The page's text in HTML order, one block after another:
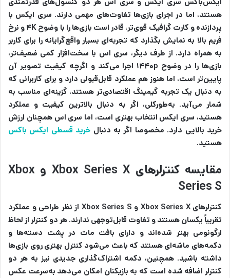
هستند، اما در اجرای بازی‌ها تفاوت‌های مهمی دارند. سری ایکس با
پردازنده و کارت گرافیک قوی‌تر، قادر است بازی‌ها را با وضوح ۴K و نرخ
فریم بالا به نمایش بگذارد که تجربه‌ای بسیار واقع‌گرایانه را برای کاربر
به همراه دارد. از طرف دیگر، سری اس با سخت‌افزار کمی ضعیف‌تر،
بازی‌ها را در وضوح ۱۴۴۰p اجرا می‌کند و اگرچه کیفیت تصویر آن
پایین‌تر است، اما هنوز هم عملکرد قابل‌قبولی دارد و برای کاربرانی که
به دنبال یک تجربه گیمینگ اقتصادی‌تر هستند، گزینه‌ای مناسب به
شمار می‌آید. به‌طورکلی، اگر به دنبال بالاترین کیفیت و عملکرد
هستید، سری ایکس انتخاب بهتری است، اما سری اس همچنان ارزش
خرید بالایی دارد. مخصوصا اگر به دنبال خرید قسطی ایکس باکس
هستید.
مقایسه کنترلرهای Xbox Series X و Xbox
Series S
کنترلرهای Xbox Series X و Xbox Series S از نظر طراحی و عملکرد
تقریباً یکسان هستند و تفاوت قابل‌توجهی ندارند. هر دو کنترلر از لحاظ
ارگونومی بهتر شده‌اند و دارای بافت مات در پشت دسته‌ها و
دکمه‌های ماشه‌ای هستند که باعث می‌شود کنترل بهتری روی بازی‌ها
داشته باشید. همچنین، دکمه‌ اشتراک‌گذاری جدیدی نیز به هر دو
کنترلر اضافه شده است که به بازیکنان امکان می‌دهد به‌سرعت عکس